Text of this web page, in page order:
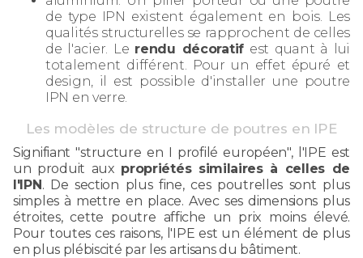
de type IPN existent également en bois. Les
qualités structurelles se rapprochent de celles
de l'acier. Le rendu décoratifest quant à lui
totalement différent. Pour un effet épuré et
design, il est possible d'installer une poutre
IPN en verre.
Les modèles de structure de poutres en IPE
Signifiant "structure en I profilé européen", l'IPE est
un produit aux propriétés similaires à celles de
l'IPN. De section plus fine, ces poutrelles sont plus
simples à mettre en place. Avec ses dimensions plus
étroites, cette poutre affiche un prix moins élevé.
Pour toutes ces raisons, l'IPE est un élément de plus
en plus plébiscité par les artisans du bâtiment.